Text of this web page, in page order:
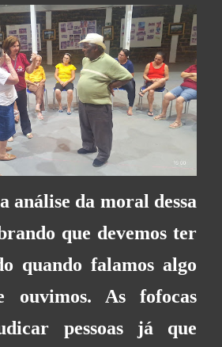
análise da moral dessa
que devemos ter
quando falamos algo
ouvimos. As fofocas
pessoas já que